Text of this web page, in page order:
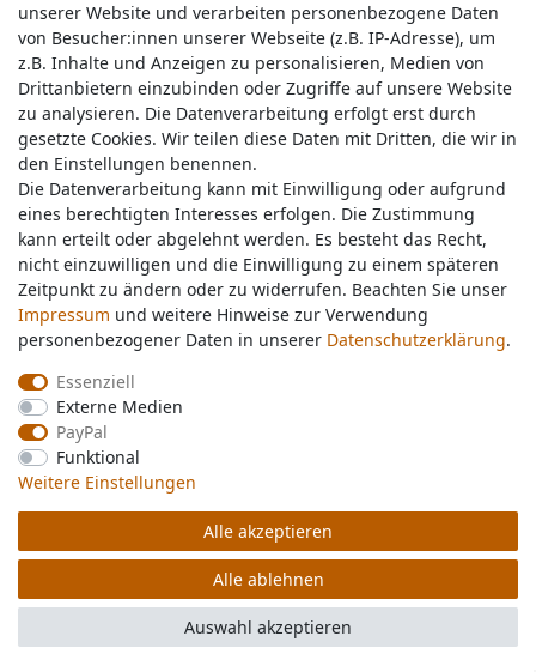
Shugon
Mount Ararat Hiking Backpack
SH1766
ab 18,49 €
inkl. ges. MwSt. zzgl.Versandkosten
Shugon
Davos Essential Laptop
Backpack SH5825
Westford Mill
EarthAware® Organic Rucksack
W880
ab 11,99 €
Artikel anzeigen
unserer Website und verarbeiten personenbezogene Daten
von Besucher:innen unserer Webseite (z.B. IP-Adresse), um
z.B. Inhalte und Anzeigen zu personalisieren, Medien von
Drittanbietern einzubinden oder Zugriffe auf unsere Website
zu analysieren. Die Datenverarbeitung erfolgt erst durch
gesetzte Cookies. Wir teilen diese Daten mit Dritten, die wir in
den Einstellungen benennen.
Die Datenverarbeitung kann mit Einwilligung oder aufgrund
eines berechtigten Interesses erfolgen. Die Zustimmung
kann erteilt oder abgelehnt werden. Es besteht das Recht,
nicht einzuwilligen und die Einwilligung zu einem späteren
Zeitpunkt zu ändern oder zu widerrufen. Beachten Sie unser
Impressum und weitere Hinweise zur Verwendung
personenbezogener Daten in unserer Daten­schutz­erklärung.
Essenziell
Externe Medien
PayPal
Funktional
Weitere Einstellungen
Alle akzeptieren
Alle ablehnen
Auswahl akzeptieren
unserer Website und verarbeiten personenbezogene Daten
von Besucher:innen unserer Webseite (z.B. IP-Adresse), um
z.B. Inhalte und Anzeigen zu personalisieren, Medien von
Drittanbietern einzubinden oder Zugriffe auf unsere Website
zu analysieren. Die Datenverarbeitung erfolgt erst durch
gesetzte Cookies. Wir teilen diese Daten mit Dritten, die wir in
den Einstellungen benennen.
Die Datenverarbeitung kann mit Einwilligung oder aufgrund
eines berechtigten Interesses erfolgen. Die Zustimmung
kann erteilt oder abgelehnt werden. Es besteht das Recht,
nicht einzuwilligen und die Einwilligung zu einem späteren
Zeitpunkt zu ändern oder zu widerrufen. Beachten Sie unser
Impressum und weitere Hinweise zur Verwendung
personenbezogener Daten in unserer Daten­schutz­erklärung.
Essenziell
Externe Medien
PayPal
Funktional
Weitere Einstellungen
Alle akzeptieren
Alle ablehnen
Auswahl akzeptieren